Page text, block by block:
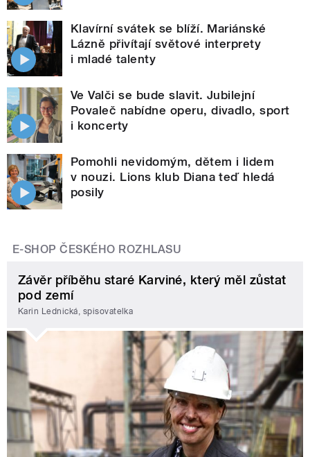
Klavírní svátek se blíží. Mariánské
Lázně přivítají světové interprety
i mladé talenty
Ve Valči se bude slavit. Jubilejní
Povaleč nabídne operu, divadlo, sport
i koncerty
Pomohli nevidomým, dětem i lidem
v nouzi. Lions klub Diana teď hledá
posily
E-SHOP ČESKÉHO ROZHLASU
Závěr příběhu staré Karviné, který měl zůstat
pod zemí
Karin Lednická, spisovatelka